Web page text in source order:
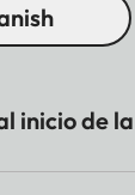
inicio de